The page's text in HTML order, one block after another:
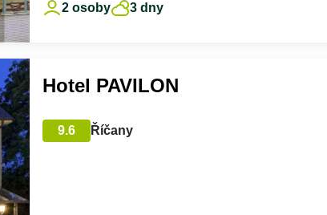
2 osoby 3 dny
Hotel PAVILON
9.6 Říčany